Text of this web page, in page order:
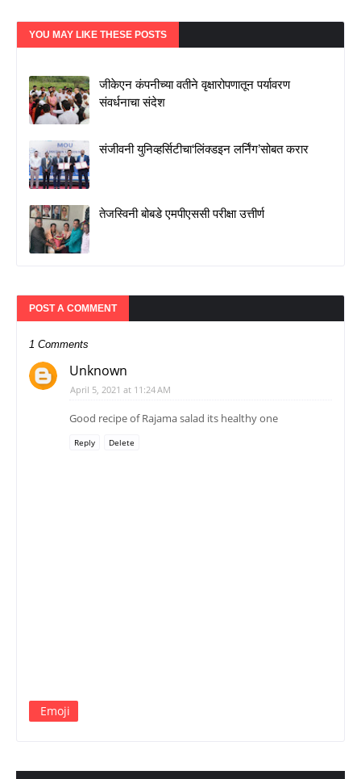
YOU MAY LIKE THESE POSTS
जीकेएन कंपनीच्या वतीने वृक्षारोपणातून पर्यावरण
संवर्धनाचा संदेश
संजीवनी युनिव्हर्सिटीचा‘लिंक्डइन लर्निंग’सोबत करार
तेजस्विनी बोबडे एमपीएससी परीक्षा उत्तीर्ण
POST A COMMENT
1 Comments
Unknown
April 5, 2021 at 11:24 AM
Good recipe of Rajama salad its healthy one
Reply Delete
Emoji